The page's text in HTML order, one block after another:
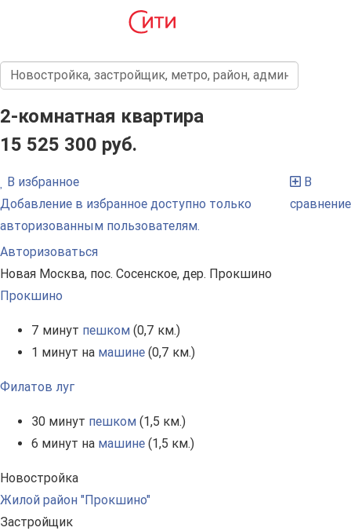
2-комнатная квартира
15 525 300 руб.
В избранное
Добавление в избранное доступно только
авторизованным пользователям.
Авторизоваться
В
сравнение
Новая Москва, пос. Сосенское, дер. Прокшино
Прокшино
7 минут пешком (0,7 км.)
1 минут на машине (0,7 км.)
Филатов луг
30 минут пешком (1,5 км.)
6 минут на машине (1,5 км.)
Новостройка
Жилой район "Прокшино"
Застройщик